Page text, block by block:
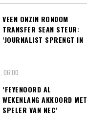
VEEN ONZIN RONDOM
TRANSFER SEAN STEUR:
‘JOURNALIST SPRENGT IN
06:00
‘FEYENOORD AL
WEKENLANG AKKOORD MET
SPELER VAN NEC’